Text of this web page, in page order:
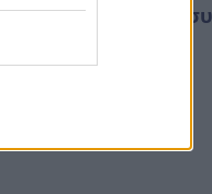
μπορεί να αφήσει